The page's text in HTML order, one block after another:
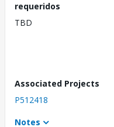
requeridos
TBD
Associated Projects
P512418
Notes